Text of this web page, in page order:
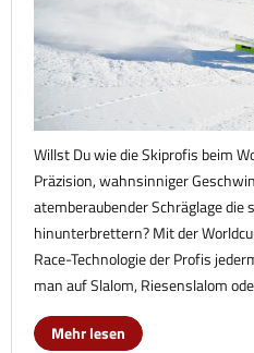
Willst Du wie die Skiprofis beim
Präzision, wahnsinniger
atemberaubender Schräglage die
hinunterbrettern? Mit der
Race-Technologie der Profis
man auf Slalom, Riesenslalom
Mehr lesen